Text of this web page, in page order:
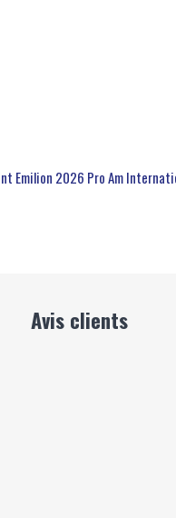
Emilion 2026 Pro Am
Avis clients